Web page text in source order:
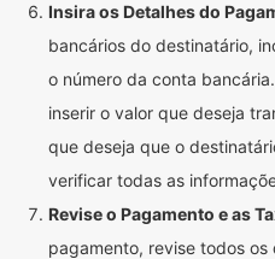
Insira os Detalhes do
bancários do destinatário,
o número da conta
inserir o valor que deseja
que deseja que o
verificar todas as
Revise o Pagamento e as
pagamento, revise todos